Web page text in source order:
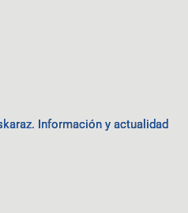
Información y actualidad